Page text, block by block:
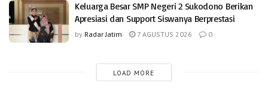
Keluarga Besar SMP Negeri 2 Sukodono Berikan
Apresiasi dan Support Siswanya Berprestasi
by Radar Jatim 7 AGUSTUS 2026 0
LOAD MORE